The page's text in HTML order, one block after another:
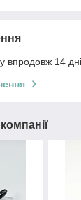
впродовж 14